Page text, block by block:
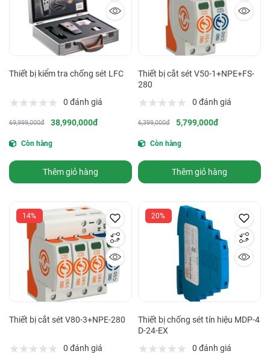
Thiết bị kiểm tra chống sét LFC
0 đánh giá
69,999,000đ 38,990,000đ
Còn hàng
Thêm giỏ hàng
Thiết bị cắt sét V50-1+NPE+FS-
280
0 đánh giá
6,399,000đ 5,799,000đ
Còn hàng
Thêm giỏ hàng
14%
Thiết bị cắt sét V80-3+NPE-280
0 đánh giá
20%
Thiết bị chống sét tín hiệu MDP-4
D-24-EX
0 đánh giá